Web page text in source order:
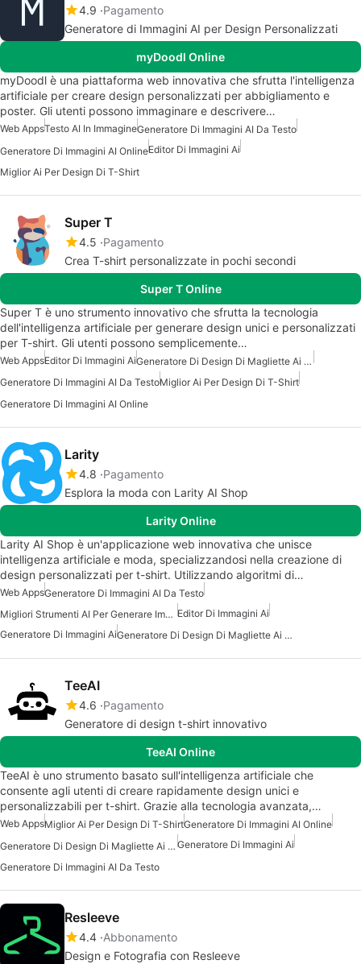
4.9 Pagamento
Generatore di Immagini AI per Design Personalizzati
myDoodl Online
myDoodl è una piattaforma web innovativa che sfrutta l'intelligenza
artificiale per creare design personalizzati per abbigliamento e
poster. Gli utenti possono immaginare e descrivere…
Web AppsTesto AI In ImmagineGeneratore Di Immagini AI Da Testo
Generatore Di Immagini AI OnlineEditor Di Immagini Ai
Miglior Ai Per Design Di T-Shirt
Super T
4.5 Pagamento
Crea T-shirt personalizzate in pochi secondi
Super T Online
Super T è uno strumento innovativo che sfrutta la tecnologia
dell'intelligenza artificiale per generare design unici e personalizzati
per T-shirt. Gli utenti possono semplicemente…
Web AppsEditor Di Immagini Ai
Generatore Di Design Di Magliette Ai Gratuito
Generatore Di Immagini AI Da TestoMiglior Ai Per Design Di T-Shirt
Generatore Di Immagini AI Online
Larity
4.8 Pagamento
Esplora la moda con Larity AI Shop
Larity Online
Larity AI Shop è un'applicazione web innovativa che unisce
intelligenza artificiale e moda, specializzandosi nella creazione di
design personalizzati per t-shirt. Utilizzando algoritmi di…
Web AppsGeneratore Di Immagini AI Da Testo
Migliori Strumenti AI Per Generare Immagini Editor Di Immagini Ai
Generatore Di Immagini Ai
Generatore Di Design Di Magliette Ai Gratuito
TeeAI
4.6 Pagamento
Generatore di design t-shirt innovativo
TeeAI Online
TeeAI è uno strumento basato sull'intelligenza artificiale che
consente agli utenti di creare rapidamente design unici e
personalizzabili per t-shirt. Grazie alla tecnologia avanzata,…
Web AppsMiglior Ai Per Design Di T-ShirtGeneratore Di Immagini AI Online
Generatore Di Design Di Magliette Ai Gratuito Generatore Di Immagini Ai
Generatore Di Immagini AI Da Testo
Resleeve
4.4 Abbonamento
Design e Fotografia con Resleeve